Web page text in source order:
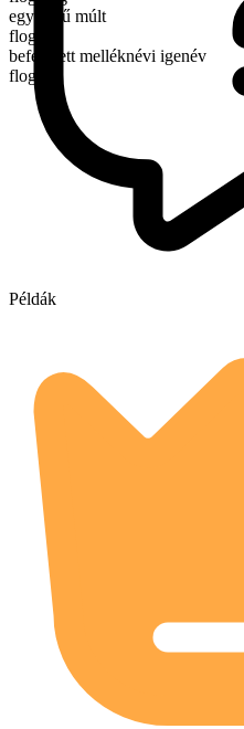
egyszerű múlt
flogged
befejezett melléknévi igenév
flogged
Példák